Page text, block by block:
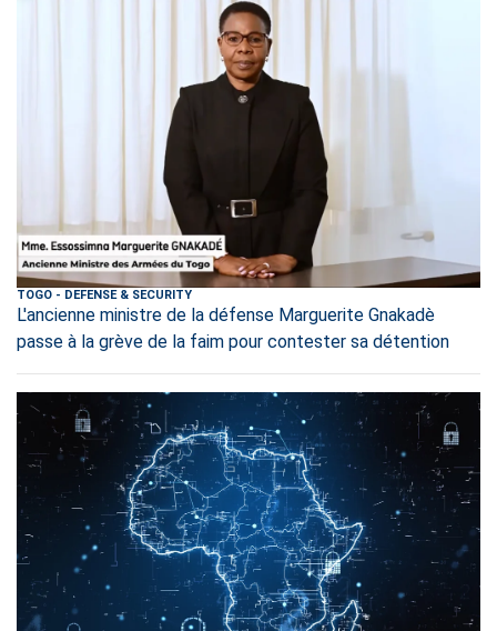
TOGO - DEFENSE & SECURITY
L'ancienne ministre de la défense Marguerite Gnakadè
passe à la grève de la faim pour contester sa détention